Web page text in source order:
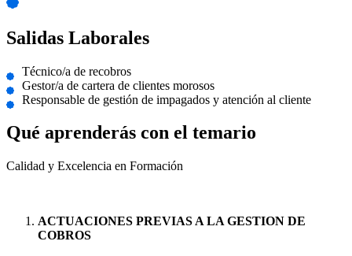
Salidas Laborales
Técnico/a de recobros
Gestor/a de cartera de clientes morosos
Responsable de gestión de impagados y atención al cliente
Qué aprenderás con el temario
Calidad y Excelencia en Formación
ACTUACIONES PREVIAS A LA GESTION DE
COBROS